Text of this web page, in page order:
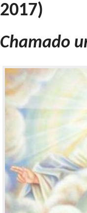
2017)
Chamado